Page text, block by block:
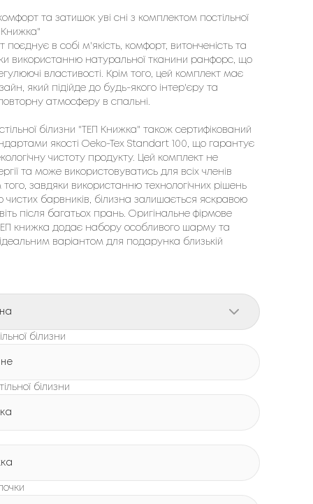
та затишок уві сні з комплектом постільної
Книжка"
поєднує в собі м'якість, комфорт, витонченість та
використанню натуральної тканини ранфорс, що
властивості. Крім того, цей комплект має
який підійде до будь-якого інтер'єру та
атмосферу в спальні.
білизни "ТЕП Книжка" також сертифікований
якості Oeko-Tex Standart 100, що гарантує
чистоту продукту. Цей комплект не
та може використовуватись для всіх членів
завдяки використанню технологічних рішень
чистих барвників, білизна залишається яскравою
після багатьох прань. Оригінальне фірмове
книжка додає набору особливого шарму та
варіантом для подарунка близькій
білизни
білизни